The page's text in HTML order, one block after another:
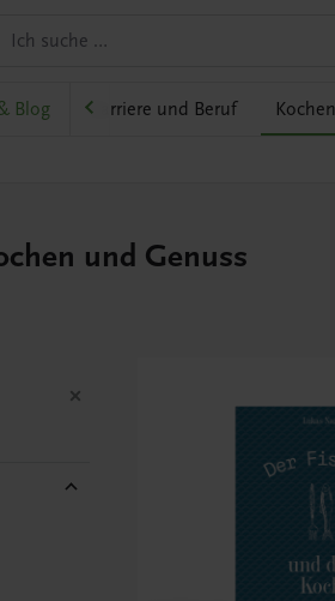
Blog Karriere und Beruf
und Genuss